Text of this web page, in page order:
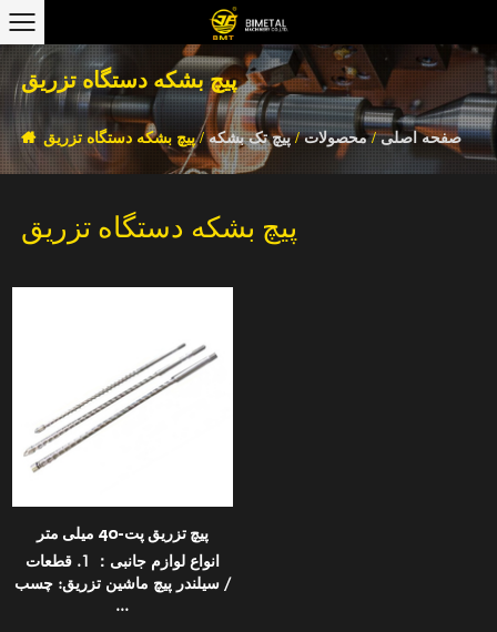
پیچ بشکه دستگاه تزریق
صفحه اصلی/محصولات/پیچ تک بشکه/پیچ بشکه دستگاه تزریق
پیچ بشکه دستگاه تزریق
پیچ تزریق پت-40 میلی متر
انواع لوازم جانبی： 1. قطعات
سیلندر پیچ ماشین تزریق: چسب /
...